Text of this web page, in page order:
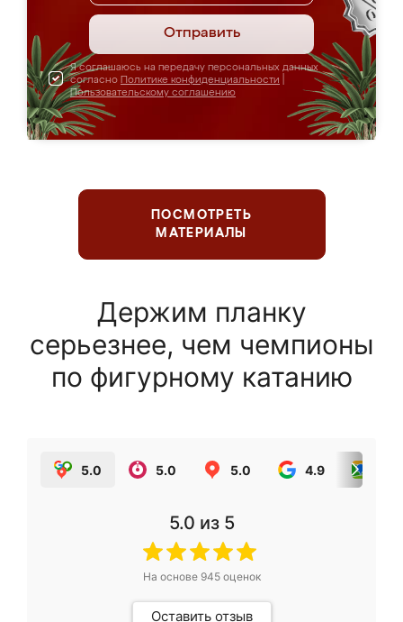
Отправить
Я соглашаюсь на передачу персональных данных
согласно Политике конфиденциальности
Пользовательскому соглашению
ПОСМОТРЕТЬ
МАТЕРИАЛЫ
Держим планку
серьезнее, чем чемпионы
по фигурному катанию
5.0 5.0 5.0 4.9
5.0 из 5
На основе 945оценок
Оставить отзыв